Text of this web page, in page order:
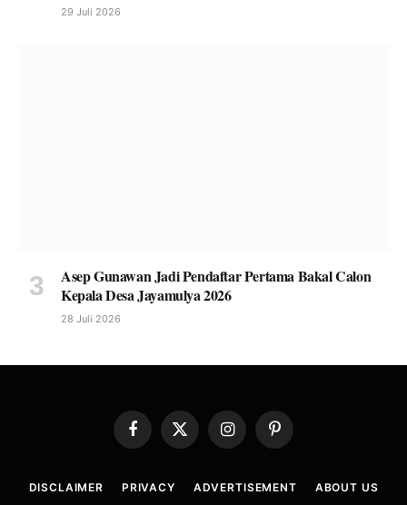
29 Juli 2026
Asep Gunawan Jadi Pendaftar Pertama Bakal Calon
Kepala Desa Jayamulya 2026
28 Juli 2026
Facebook
X
(Twitter)
InstagramPinterest
DISCLAIMER PRIVACY ADVERTISEMENT ABOUT US